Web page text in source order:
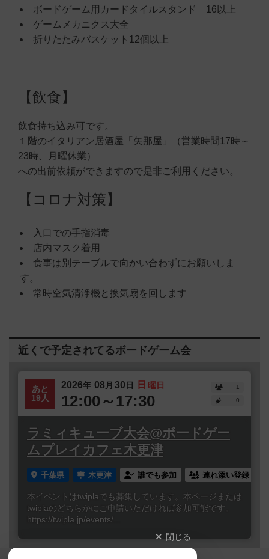
ボードゲーム用カードタイルスタンド 16以上
ゲームメカニクス大全
折りたたみバスケット12個以上
【飲食】
飲食持ち込み可です。
１階のイタリアン居酒屋「矢那屋」（営業時間17時～
23時、月曜休業）
への出前依頼ができますので是非ご利用ください。
【コロナ対策】
入口での手指消毒
店内マスク着用
食事は別テーブルで向かい合わずにお願いしま
す。
常時空気清浄機と換気扇を回します
近くで予定されてるボードゲーム会
あと
19人
2026年 08 月 30日 日 曜日
12:00～17:30
1
0
ラミィキューブ大会@ボードゲー
ムプレイカフェ木更津
千葉県 木更津 誰でも参加 連れ添い登録
本イベントはtwiplaでも募集しています。本ページまたは
twiplaのどちらかにご申請いただければ参加可能です。
https://twipla.jp/events/...
閉じる